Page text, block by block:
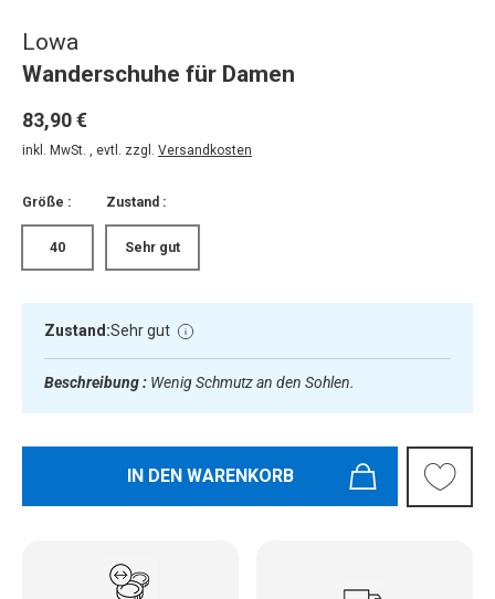
Lowa
Wanderschuhe für Damen
83,90 €
inkl. MwSt. , evtl. zzgl. Versandkosten
Größe :
40
Zustand :
Sehr gut
Zustand:Sehr gut
Beschreibung : Wenig Schmutz an den Sohlen.
IN DEN WARENKORB